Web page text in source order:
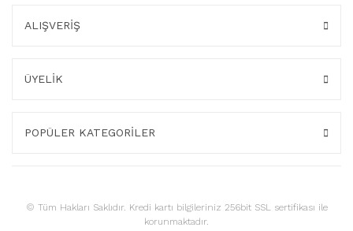
ALIŞVERİŞ
ÜYELİK
POPÜLER KATEGORİLER
© Tüm Hakları Saklıdır. Kredi kartı bilgileriniz 256bit SSL sertifikası ile
korunmaktadır.